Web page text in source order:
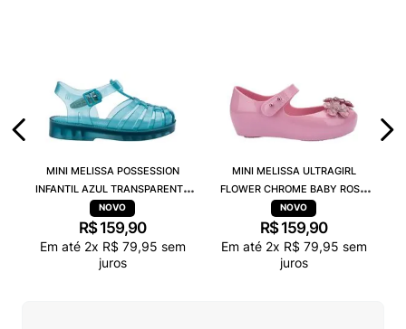
MINI MELISSA POSSESSION
INFANTIL AZUL TRANSPARENTE
32410
R$ 159,90
Em até 2x R$ 79,95 sem
juros
MINI MELISSA ULTRAGIRL
FLOWER CHROME BABY ROSA
38166
R$ 159,90
Em até 2x R$ 79,95 sem
juros